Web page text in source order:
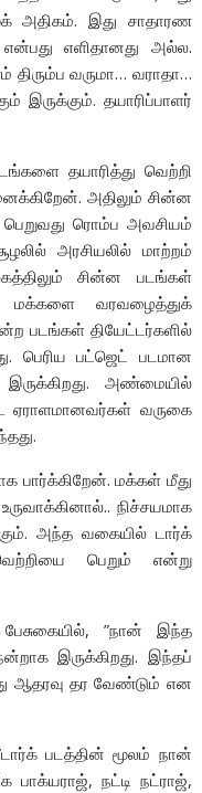
அதிகம். இது சாதாரண
எளிதானது அல்ல.
வருமா… வராதா…
இருக்கும். தயாரிப்பாளர்
தயாரித்து வெற்றி
அதிலும் சின்ன
பெறுவது ரொம்ப அவசியம்
அரசியலில் மாற்றம்
சின்ன படங்கள்
மக்களை வரவழைத்துக்
படங்கள் தியேட்டர்களில்
பெரிய பட்ஜெட் படமான
இருக்கிறது. அண்மையில்
ஏராளமானவர்கள் வருகை
பார்க்கிறேன். மக்கள் மீது
நிச்சயமாக
அந்த வகையில் டார்க்
பெறும் என்று
”நான் இந்த
இருக்கிறது. இந்தப்
ஆதரவு தர வேண்டும் என
படத்தின் மூலம் நான்
பாக்யராஜ், நட்டி நட்ராஜ்,